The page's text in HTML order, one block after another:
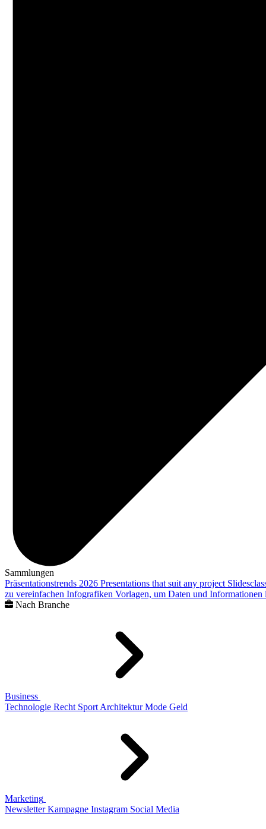
Sammlungen
Präsentationstrends 2026 Presentations that suit any project
zu vereinfachen Infografiken Vorlagen, um Daten und
Nach Branche
Business
Technologie Recht Sport Architektur Mode Geld
Marketing
Newsletter Kampagne Instagram Social Media